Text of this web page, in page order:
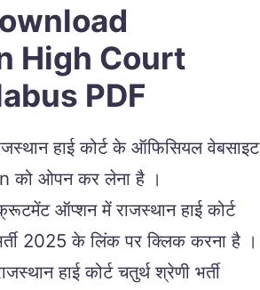
High Court
PDF
हाई कोर्ट के ऑफिसियल वेबसाइट
को ओपन कर लेना है ।
ऑप्शन में राजस्थान हाई कोर्ट
2025 के लिंक पर क्लिक करना है ।
हाई कोर्ट चतुर्थ श्रेणी भर्ती